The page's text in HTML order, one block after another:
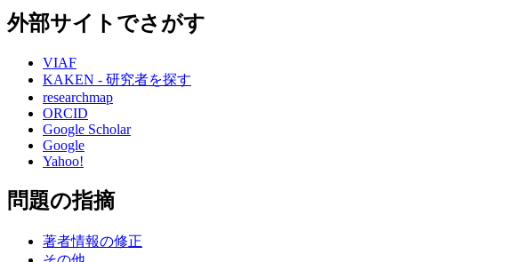
外部サイトでさがす
VIAF
KAKEN - 研究者を探す
researchmap
ORCID
Google Scholar
Google
Yahoo!
問題の指摘
著者情報の修正